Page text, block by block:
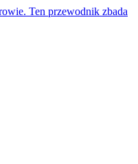
Ten przewodnik zbada